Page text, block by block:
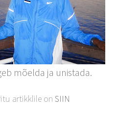
mõelda ja unistada.
artikklile on SIIN